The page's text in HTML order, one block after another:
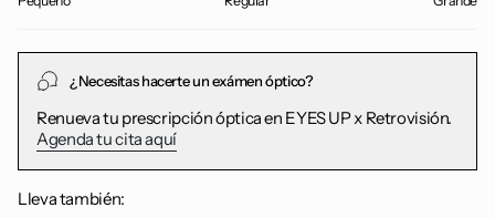
¿Necesitas hacerte un exámen óptico?
Renueva tu prescripción óptica en EYES UP x Retrovisión.
Agenda tu cita aquí
Lleva también: